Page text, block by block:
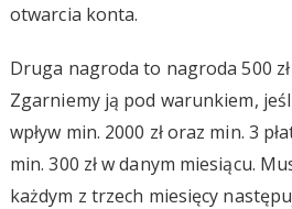
otwarcia konta.
Druga nagroda to nagroda 500
Zgarniemy ją pod warunkiem,
wpływ min. 2000 zł oraz min. 3
min. 300 zł w danym miesiącu.
każdym z trzech miesięcy